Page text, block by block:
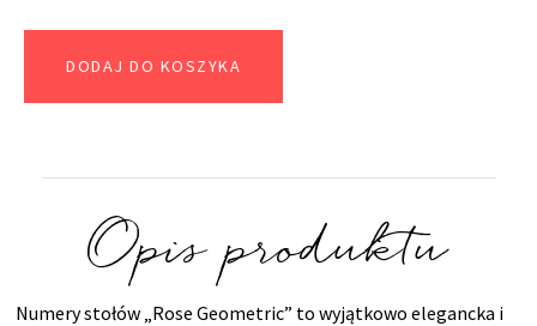
DODAJ DO KOSZYKA
Opis produktu
Numery stołów „Rose Geometric” to wyjątkowo elegancka i